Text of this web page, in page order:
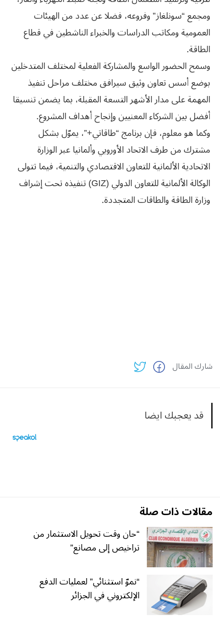
ومجمع “سونلغاز” وفروعه، فضلا عن عدد من الهيئات
العمومية ومكاتب الدراسات والخبراء الناشطين في قطاع
الطاقة.
وسمح الحضور الواسع والمشاركة الفعلية لمختلف المتدخلين
بوضع أسس تعاون وثيق سيرافق مختلف مراحل تنفيذ
المهمة على مدار الأشهر التسعة المقبلة، بما يضمن تنسيقا
أفضل بين الشركاء المعنيين وإنجاح أهداف المشروع.
وكما هو معلوم، فإن برنامج “طاقاتي+”، يموّل بشكل
مشترك من طرف الاتحاد الأوروبي وألمانيا عبر الوزارة
الاتحادية الألمانية للتعاون الاقتصادي والتنمية، فيما تتولى
الوكالة الألمانية للتعاون الدولي (GIZ) تنفيذه تحت إشراف
وزارة الطاقة والطاقات المتجددة.
شارك المقال
قد يعجبك ايضا
مقالات ذات صلة
“حان وقت تحويل الاستثمار من
تراخيص إلى مصانع”
“نموّ استثنائي” لعمليات الدفع
الإلكتروني في الجزائر